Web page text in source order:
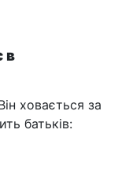
в
ховається за
батьків: